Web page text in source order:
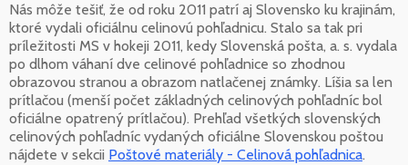
Nás môže tešiť, že od roku 2011 patrí aj Slovensko ku krajinám,
ktoré vydali oficiálnu celinovú pohľadnicu. Stalo sa tak pri
príležitosti MS v hokeji 2011, kedy Slovenská pošta, a. s. vydala
po dlhom váhaní dve celinové pohľadnice so zhodnou
obrazovou stranou a obrazom natlačenej známky. Líšia sa len
prítlačou (menší počet základných celinových pohľadníc bol
oficiálne opatrený prítlačou). Prehľad všetkých slovenských
celinových pohľadníc vydaných oficiálne Slovenskou poštou
nájdete v sekcii Poštové materiály - Celinová pohľadnica.